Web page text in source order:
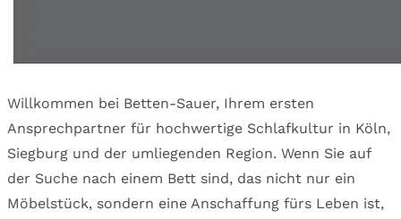
Willkommen bei Betten-Sauer, Ihrem ersten
Ansprechpartner für hochwertige Schlafkultur in Köln,
Siegburg und der umliegenden Region. Wenn Sie auf
der Suche nach einem Bett sind, das nicht nur ein
Möbelstück, sondern eine Anschaffung fürs Leben ist,